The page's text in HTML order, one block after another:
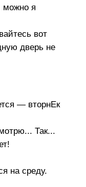
можно я
вот
дверь не
— вторнЕк
Так...
на среду.